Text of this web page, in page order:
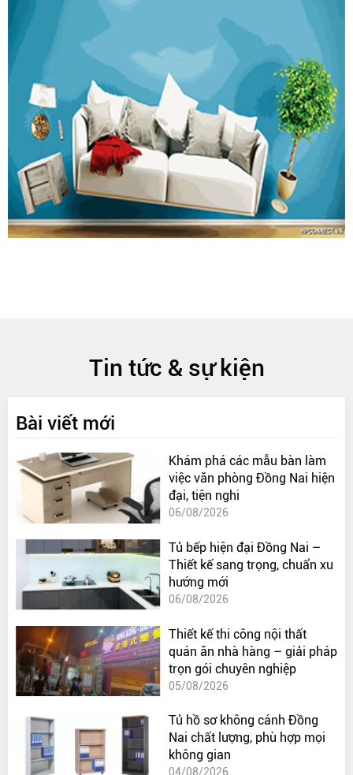
Tin tức & sự kiện
Bài viết mới
Khám phá các mẫu bàn làm
việc văn phòng Đồng Nai hiện
đại, tiện nghi
06/08/2026
Tủ bếp hiện đại Đồng Nai –
Thiết kế sang trọng, chuẩn xu
hướng mới
06/08/2026
Thiết kế thi công nội thất
quán ăn nhà hàng – giải pháp
trọn gói chuyên nghiệp
05/08/2026
Tủ hồ sơ không cánh Đồng
Nai chất lượng, phù hợp mọi
không gian
04/08/2026